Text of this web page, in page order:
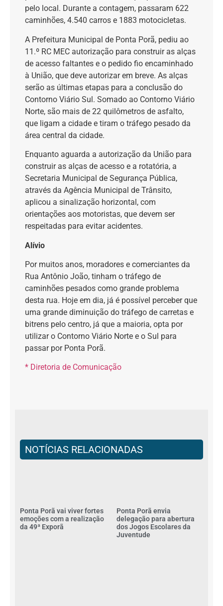
pelo local. Durante a contagem, passaram 622
caminhões, 4.540 carros e 1883 motocicletas.
A Prefeitura Municipal de Ponta Porã, pediu ao
11.º RC MEC autorização para construir as alças
de acesso faltantes e o pedido fio encaminhado
à União, que deve autorizar em breve. As alças
serão as últimas etapas para a conclusão do
Contorno Viário Sul. Somado ao Contorno Viário
Norte, são mais de 22 quilômetros de asfalto,
que ligam a cidade e tiram o tráfego pesado da
área central da cidade.
Enquanto aguarda a autorização da União para
construir as alças de acesso e a rotatória, a
Secretaria Municipal de Segurança Pública,
através da Agência Municipal de Trânsito,
aplicou a sinalização horizontal, com
orientações aos motoristas, que devem ser
respeitadas para evitar acidentes.
Alívio
Por muitos anos, moradores e comerciantes da
Rua Antônio João, tinham o tráfego de
caminhões pesados como grande problema
desta rua. Hoje em dia, já é possível perceber que
uma grande diminuição do tráfego de carretas e
bitrens pelo centro, já que a maioria, opta por
utilizar o Contorno Viário Norte e o Sul para
passar por Ponta Porã.
* Diretoria de Comunicação
NOTÍCIAS RELACIONADAS
Ponta Porã vai viver fortes
emoções com a realização
da 49ª Exporã
Ponta Porã envia
delegação para abertura
dos Jogos Escolares da
Juventude